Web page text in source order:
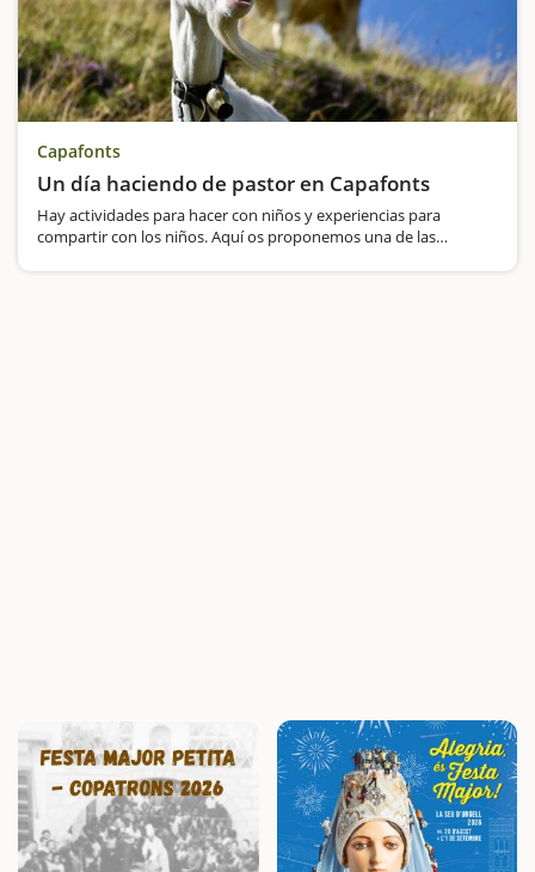
Capafonts
Un día haciendo de pastor en Capafonts
Hay actividades para hacer con niños y experiencias para
compartir con los niños. Aquí os proponemos una de las